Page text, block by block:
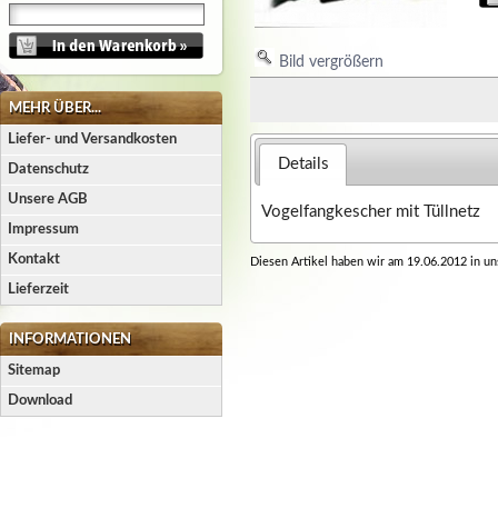
MEHR ÜBER...
Liefer- und Versandkosten
Datenschutz
Unsere AGB
Impressum
Kontakt
Lieferzeit
INFORMATIONEN
Sitemap
Download
Bild vergrößern
Details
Vogelfangkescher mit Tüllnetz
Diesen Artikel haben wir am 19.06.2012 in